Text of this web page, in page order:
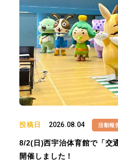
投稿日 2026.08.04 活動報
8/2(日)西宇治体育館で「交
開催しました！